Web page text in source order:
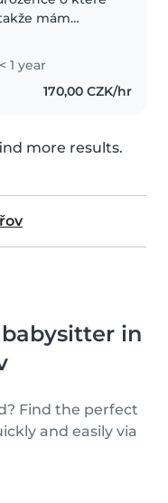
mám
s maturitou.
ale práce s
víc...
1 year
170,00 CZK/hr
more results.
in
Find the perfect
and easily via